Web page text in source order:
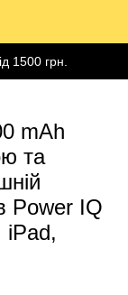
1500 грн.
mAh
та
Power IQ
iPad,